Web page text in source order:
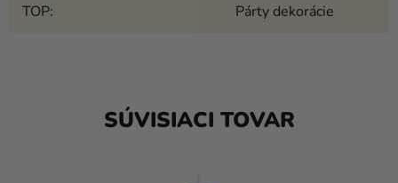
TOP: Párty dekorácie
SÚVISIACI TOVAR